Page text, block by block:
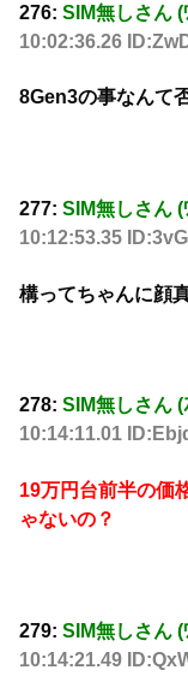
276: SIM無しさん
10:02:36.26
8Gen3の事なんて
277: SIM無しさん
10:12:53.35
構ってちゃんに顔
278: SIM無しさん
10:14:11.01
19万円台前半の価
ゃないの？
279: SIM無しさん
10:14:21.49